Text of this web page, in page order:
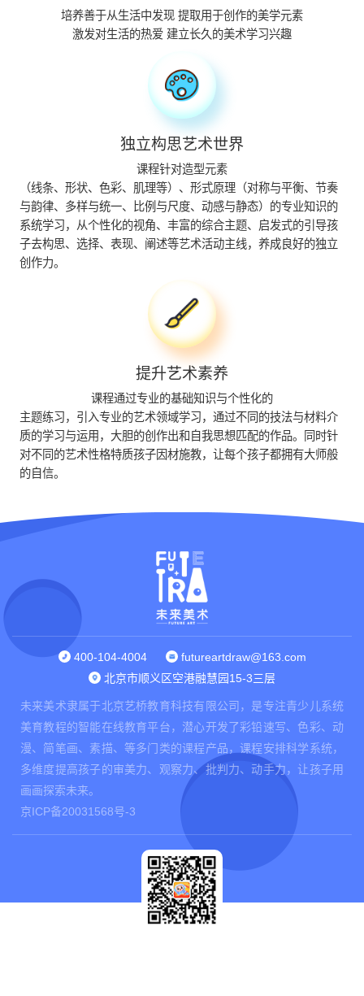
培养善于从生活中发现 提取用于创作的美学元素
激发对生活的热爱 建立长久的美术学习兴趣
独立构思艺术世界
课程针对造型元素
（线条、形状、色彩、肌理等）、形式原理（对称与平衡、节奏
与韵律、多样与统一、比例与尺度、动感与静态）的专业知识的
系统学习，从个性化的视角、丰富的综合主题、启发式的引导孩
子去构思、选择、表现、阐述等艺术活动主线，养成良好的独立
创作力。
提升艺术素养
课程通过专业的基础知识与个性化的
主题练习，引入专业的艺术领域学习，通过不同的技法与材料介
质的学习与运用，大胆的创作出和自我思想匹配的作品。同时针
对不同的艺术性格特质孩子因材施教，让每个孩子都拥有大师般
的自信。
400-104-4004
futureartdraw@163.com
北京市顺义区空港融慧园15-3三层
未来美术隶属于北京艺桥教育科技有限公司，是专注青少儿系统
美育教程的智能在线教育平台，潜心开发了彩铅速写、色彩、动
漫、简笔画、素描、等多门类的课程产品，课程安排科学系统，
多维度提高孩子的审美力、观察力、批判力、动手力，让孩子用
画画探索未来。
京ICP备20031568号-3